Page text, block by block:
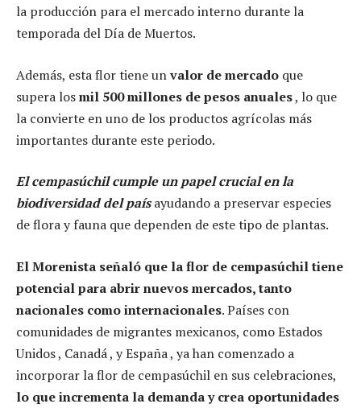
la producción para el mercado interno durante la
temporada del Día de Muertos.
Además, esta flor tiene unvalor de mercado que
supera losmil 500 millones de pesos anuales, lo que
la convierte en uno de los productos agrícolas más
importantes durante este periodo.
El cempasúchil cumple un papel crucial en la
biodiversidad del paísayudando a preservar especies
de flora y fauna que dependen de este tipo de plantas.
El Morenista señaló que la flor de cempasúchil tiene
potencial para abrir nuevos mercados, tanto
nacionales como internacionales. Países con
comunidades de migrantes mexicanos, como Estados
Unidos , Canadá , y España , ya han comenzado a
incorporar la flor de cempasúchil en sus celebraciones,
lo que incrementa la demanda y crea oportunidades